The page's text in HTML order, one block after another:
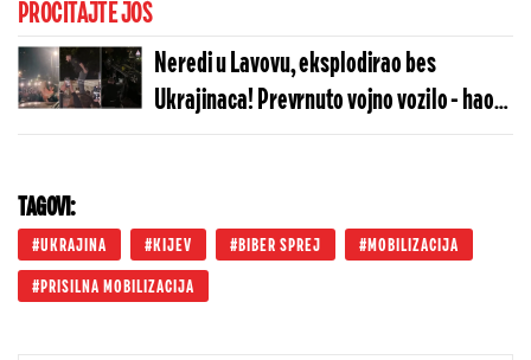
PROČITAJTE JOŠ
Neredi u Lavovu, eksplodirao bes
Ukrajinaca! Prevrnuto vojno vozilo - haos
zbog momka od 20 godina! (VIDEO)
TAGOVI:
UKRAJINA KIJEV BIBER SPREJ MOBILIZACIJA
PRISILNA MOBILIZACIJA